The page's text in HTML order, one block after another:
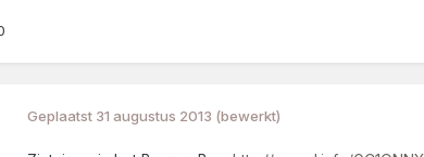
Geplaatst 31 augustus 2013 (bewerkt)